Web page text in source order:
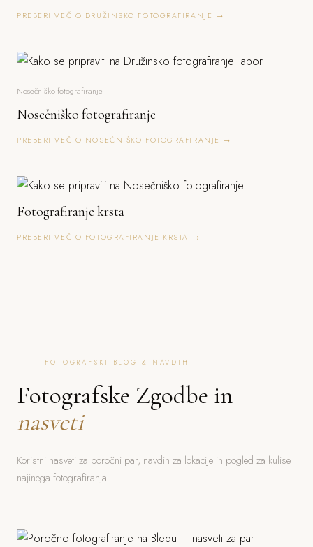
PREBERI VEČ O DRUŽINSKO FOTOGRAFIRANJE →
Nosečniško fotografiranje
Nosečniško fotografiranje
PREBERI VEČ O NOSEČNIŠKO FOTOGRAFIRANJE →
Fotografiranje krsta
PREBERI VEČ O FOTOGRAFIRANJE KRSTA →
FOTOGRAFSKI BLOG & NAVDIH
Fotografske Zgodbe in
nasveti
Koristni nasveti za poročni par, navdih za lokacije in pogled za kulise
najinega fotografiranja.